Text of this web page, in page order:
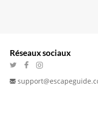
Réseaux sociaux